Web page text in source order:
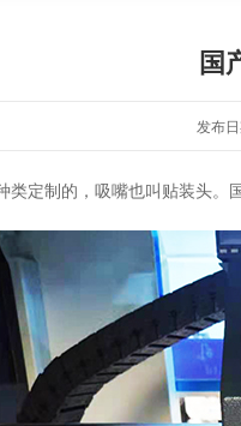
国
发布
类定制的，吸嘴也叫贴装头